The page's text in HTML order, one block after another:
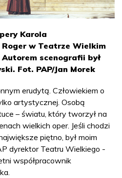
Karola
w Teatrze Wielkim
scenografii był
Fot. PAP/Jan Morek
erudytą. Człowiekiem o
artystycznej. Osobą
– światu, który tworzył na
wielkich oper. Jeśli chodzi
piętno, był moim
dyrektor Teatru Wielkiego -
współpracownik